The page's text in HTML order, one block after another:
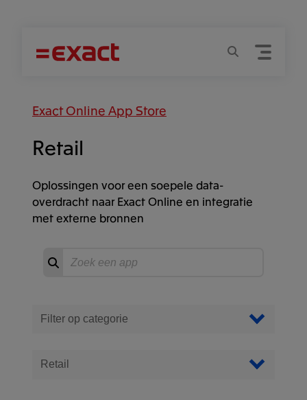
Menu
Zoeken
Exact Online App Store
Retail
Oplossingen voor een soepele data-
overdracht naar Exact Online en integratie
met externe bronnen
Zoeken
Start
Filter Apps
Filter op categorie
Filter by industry